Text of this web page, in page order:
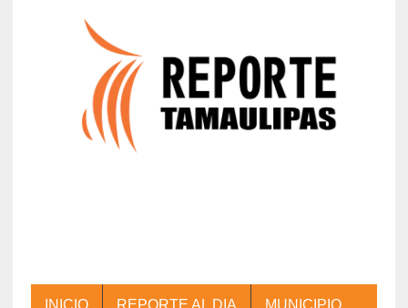
INICIO REPORTE AL DIA MUNICIPIO